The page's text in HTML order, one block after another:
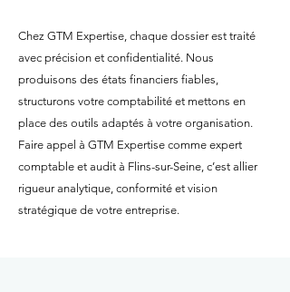
Chez GTM Expertise, chaque dossier est traité
avec précision et confidentialité. Nous
produisons des états financiers fiables,
structurons votre comptabilité et mettons en
place des outils adaptés à votre organisation.
Faire appel à GTM Expertise comme expert
comptable et audit à Flins-sur-Seine, c’est allier
rigueur analytique, conformité et vision
stratégique de votre entreprise.